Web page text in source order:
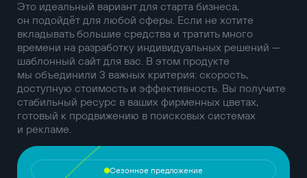
Это идеальный вариант для старта бизнеса,
он подойдёт для любой сферы. Если не хотите
вкладывать большие средства и тратить много
времени на разработку индивидуальных решений —
шаблонный сайт для вас. В этом продукте
мы объединили 3 важных критерия: скорость,
доступную стоимость и эффективность. Вы получите
стабильный ресурс в ваших фирменных цветах,
готовый к продвижению в поисковых системах
и рекламе.
Сезонное предложение